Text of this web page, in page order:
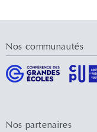
Nos communautés
Nos partenaires